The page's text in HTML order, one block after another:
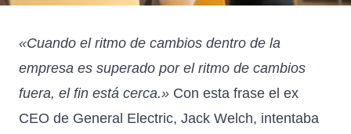
«Cuando el ritmo de cambios dentro de la
empresa es superado por el ritmo de cambios
fuera, el fin está cerca.» Con esta frase el ex
CEO de General Electric, Jack Welch, intentaba